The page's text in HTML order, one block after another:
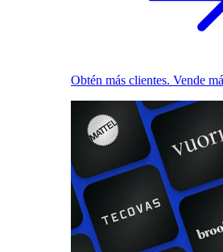
Obtén más clientes. Vende